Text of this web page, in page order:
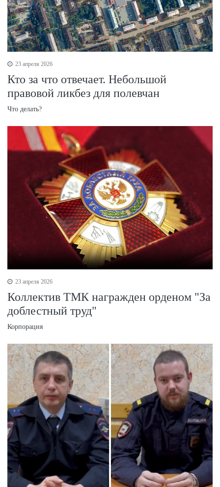
23 апреля 2026
Кто за что отвечает. Небольшой
правовой ликбез для полевчан
Что делать?
23 апреля 2026
Коллектив ТМК награжден орденом "За
доблестный труд"
Корпорация